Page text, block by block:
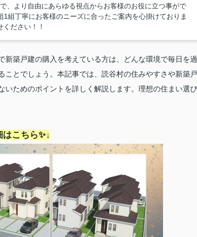
、より自由にあらゆる視点からお客様のお役に立つ事がで
組丁寧にお客様のニーズに合ったご案内を心掛けておりま
ださい！！
築戸建の購入を考えている方は、どんな環境で毎日を過
とでしょう。本記事では、読谷村の住みやすさや新築戸
ためのポイントを詳しく解説します。理想の住まい選び
はこちら✨↓